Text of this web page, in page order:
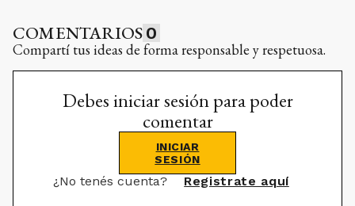
COMENTARIOS 0
Compartí tus ideas de forma responsable y respetuosa.
Debes iniciar sesión para poder
comentar
INICIAR
SESIÓN
¿No tenés cuenta? Registrate aquí